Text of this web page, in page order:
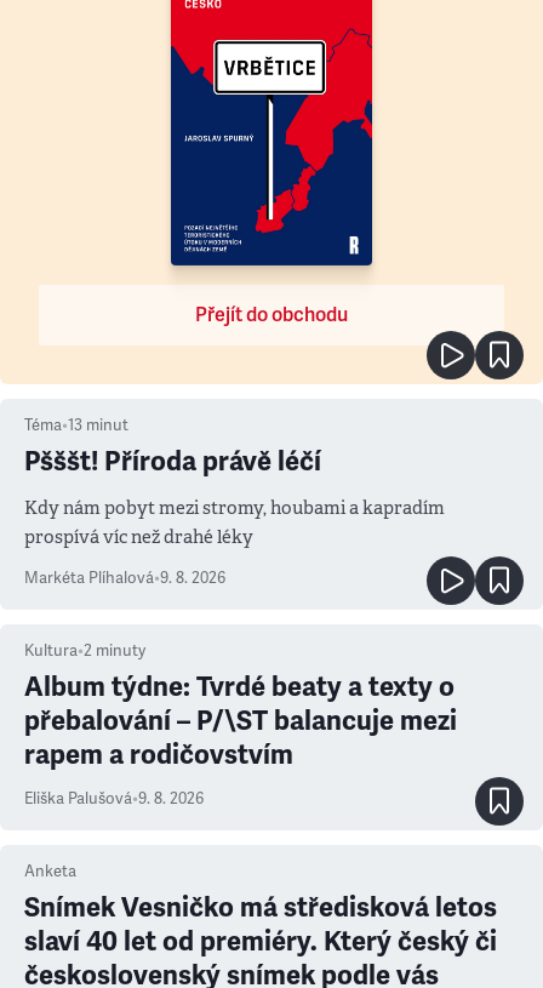
Přejít do obchodu
Téma•13 minut
Pšššt! Příroda právě léčí
Kdy nám pobyt mezi stromy, houbami a kapradím
prospívá víc než drahé léky
Markéta Plíhalová•9. 8. 2026
Kultura•2 minuty
Album týdne: Tvrdé beaty a texty o
přebalování – P/\ST balancuje mezi
rapem a rodičovstvím
Eliška Palušová•9. 8. 2026
Anketa
Snímek Vesničko má středisková letos
slaví 40 let od premiéry. Který český či
československý snímek podle vás